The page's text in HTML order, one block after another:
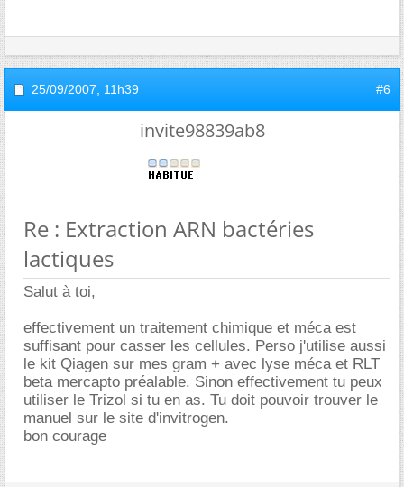
25/09/2007, 11h39 #6
invite98839ab8
Re : Extraction ARN bactéries
lactiques
Salut à toi,
effectivement un traitement chimique et méca est
suffisant pour casser les cellules. Perso j'utilise aussi
le kit Qiagen sur mes gram + avec lyse méca et RLT
beta mercapto préalable. Sinon effectivement tu peux
utiliser le Trizol si tu en as. Tu doit pouvoir trouver le
manuel sur le site d'invitrogen.
bon courage